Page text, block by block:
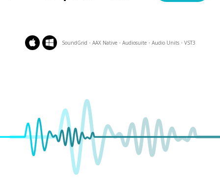
SoundGrid・AAX Native・Audiosuite・Audio Units・VST3